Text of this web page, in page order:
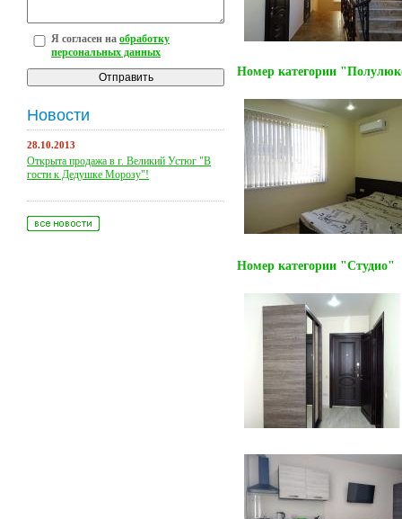
Я согласен на обработку
персональных данных
Новости
28.10.2013
Открыта продажа в г. Великий Устюг "В
гости к Дедушке Морозу"!
Номер категории
Номер категории "Студио"